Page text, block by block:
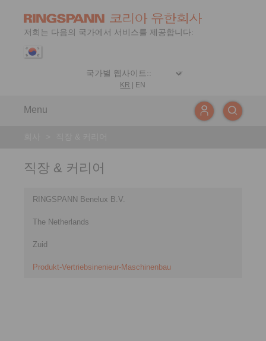
저희는 다음의 국가에서 서비스를 제공합니다:
KR EN
Menu
직장 & 커리어
RINGSPANN Benelux B.V.
The Netherlands
Zuid
Produkt-Vertriebsinenieur-Maschinenbau